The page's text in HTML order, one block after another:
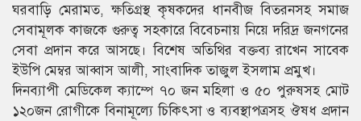
ঘরবাড়ি মেরামত, ক্ষতিগ্রস্থ কৃষকদের ধানবীজ বিতরনসহ সমাজ
সেবামূলক কাজকে গুরুত্ব সহকারে বিবেচনায় নিয়ে দরিদ্র জনগনের
সেবা প্রদান করে আসছে। বিশেষ অতিথির বক্তব্য রাখেন সাবেক
ইউপি মেম্বর আব্বাস আলী, সাংবাদিক তাজুল ইসলাম প্রমুখ।
দিনব্যাপী মেডিকেল ক্যাম্পে ৭০ জন মহিলা ও ৫০ পুরুষসহ মোট
১২০জন রোগীকে বিনামূল্যে চিকিৎসা ও ব্যবস্থাপত্রসহ ঔষধ প্রদান